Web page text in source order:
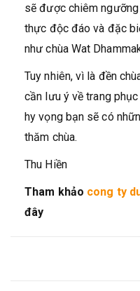
sẽ được chiêm
thực độc đáo và đặc
như chùa Wat
Tuy nhiên, vì là đền
cần lưu ý về trang
hy vọng bạn sẽ có
thăm chùa.
Thu Hiền
Tham khảo cong ty
đây